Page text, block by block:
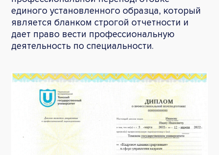
единого установленного образца, который
является бланком строгой отчетности и
дает право вести профессиональную
деятельность по специальности.